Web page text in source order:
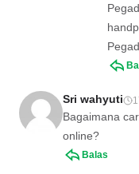
Sri wahyuti
Bagaimana
online?
Balas